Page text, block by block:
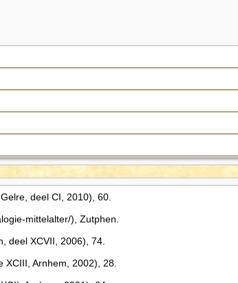
deel CI, 2010), 60.
mittelalter/), Zutphen.
deel XCVII, 2006), 74.
Arnhem, 2002), 28.